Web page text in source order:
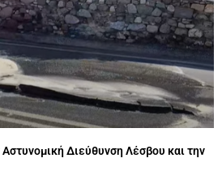
Διεύθυνση Λέσβου και την